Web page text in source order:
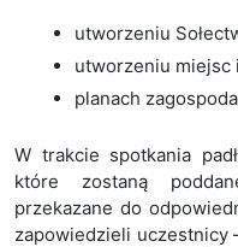
utworzeniu
utworzeniu miejsc
planach
W trakcie spotkania
które zostaną
przekazane do
zapowiedzieli uczestnicy